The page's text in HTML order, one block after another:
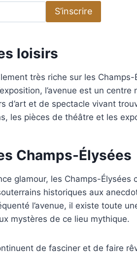
S’inscrire
loisirs
très riche sur les
l’avenue est un
d’art et de spectacle vivant
les pièces de théâtre et les
Champs-Élysées
glamour, les Champs-Élysées
historiques aux
l’avenue, il existe toute
mystères de ce lieu mythique.
de fasciner et de faire